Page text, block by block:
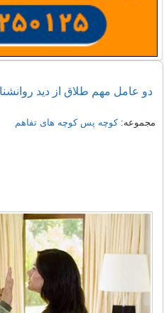
دو عامل مهم طلاق از دید
مجموعه:کوچه پس کوچه های تفاهم